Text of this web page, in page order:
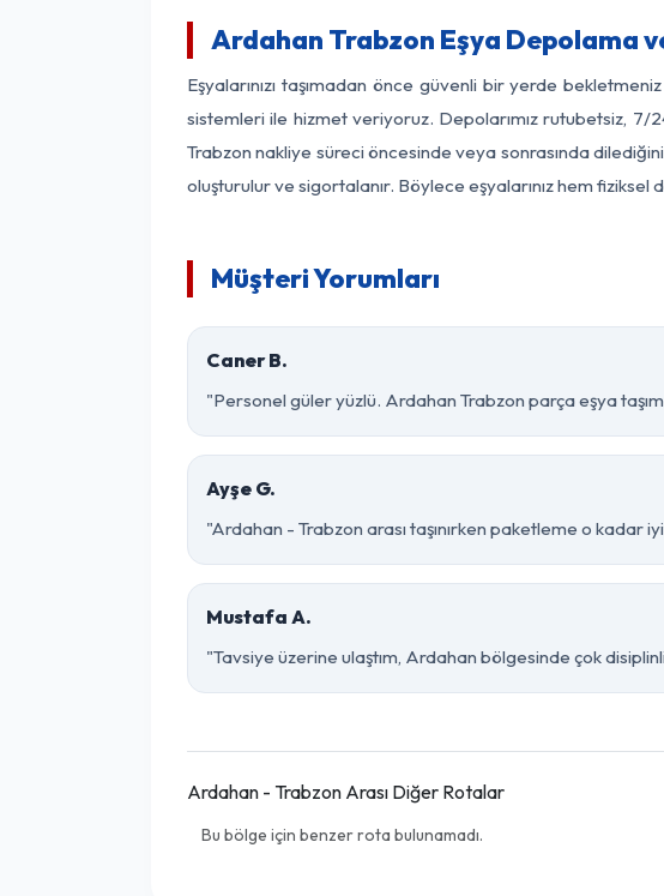
Ardahan Trabzon Eşya Depolama
Eşyalarınızı taşımadan önce güvenli bir yerde
sistemleri ile hizmet veriyoruz. Depolarımız rutubetsiz,
Trabzon nakliye süreci öncesinde veya sonrasında
oluşturulur ve sigortalanır. Böylece eşyalarınız hem
Müşteri Yorumları
Caner B.
"Personel güler yüzlü. Ardahan Trabzon parça eşya
Ayşe G.
"Ardahan - Trabzon arası taşınırken paketleme o kadar
Mustafa A.
"Tavsiye üzerine ulaştım, Ardahan bölgesinde çok
Ardahan - Trabzon Arası Diğer Rotalar
Bu bölge için benzer rota bulunamadı.